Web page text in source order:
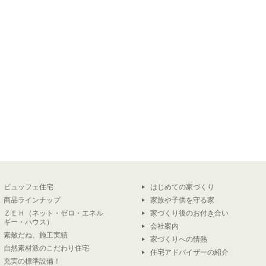
ビュッフェ住宅
商品ラインナップ
ＺＥＨ（ネット・ゼロ・エネル
ギー・ハウス）
素敵だね、施工実績
自然素材派のこだわり住宅
充実の標準設備！
はじめての家づくり
家族や子供を守る家
家づくり後のお付き合い
会社案内
家づくりへの情熱
住宅アドバイザーの紹介